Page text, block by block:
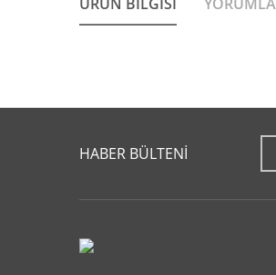
Görüş ve önerileriniz için teşekkür
Ürün açıklamasında eksik bilgiler
HABER BÜLTENİ